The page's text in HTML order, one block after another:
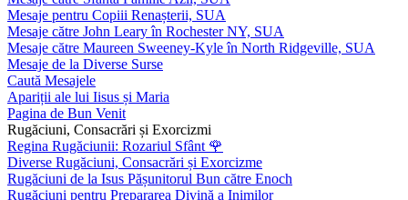
Mesaje pentru Copiii Renașterii, SUA
Mesaje către John Leary în Rochester NY, SUA
Mesaje către Maureen Sweeney-Kyle în North Ridgeville, SUA
Mesaje de la Diverse Surse
Caută Mesajele
Apariții ale lui Iisus și Maria
Pagina de Bun Venit
Rugăciuni, Consacrări și Exorcizmi
Regina Rugăciunii: Rozariul Sfânt 🌹
Diverse Rugăciuni, Consacrări și Exorcizme
Rugăciuni de la Isus Pășunitorul Bun către Enoch
Rugăciuni pentru Prepararea Divină a Inimilor